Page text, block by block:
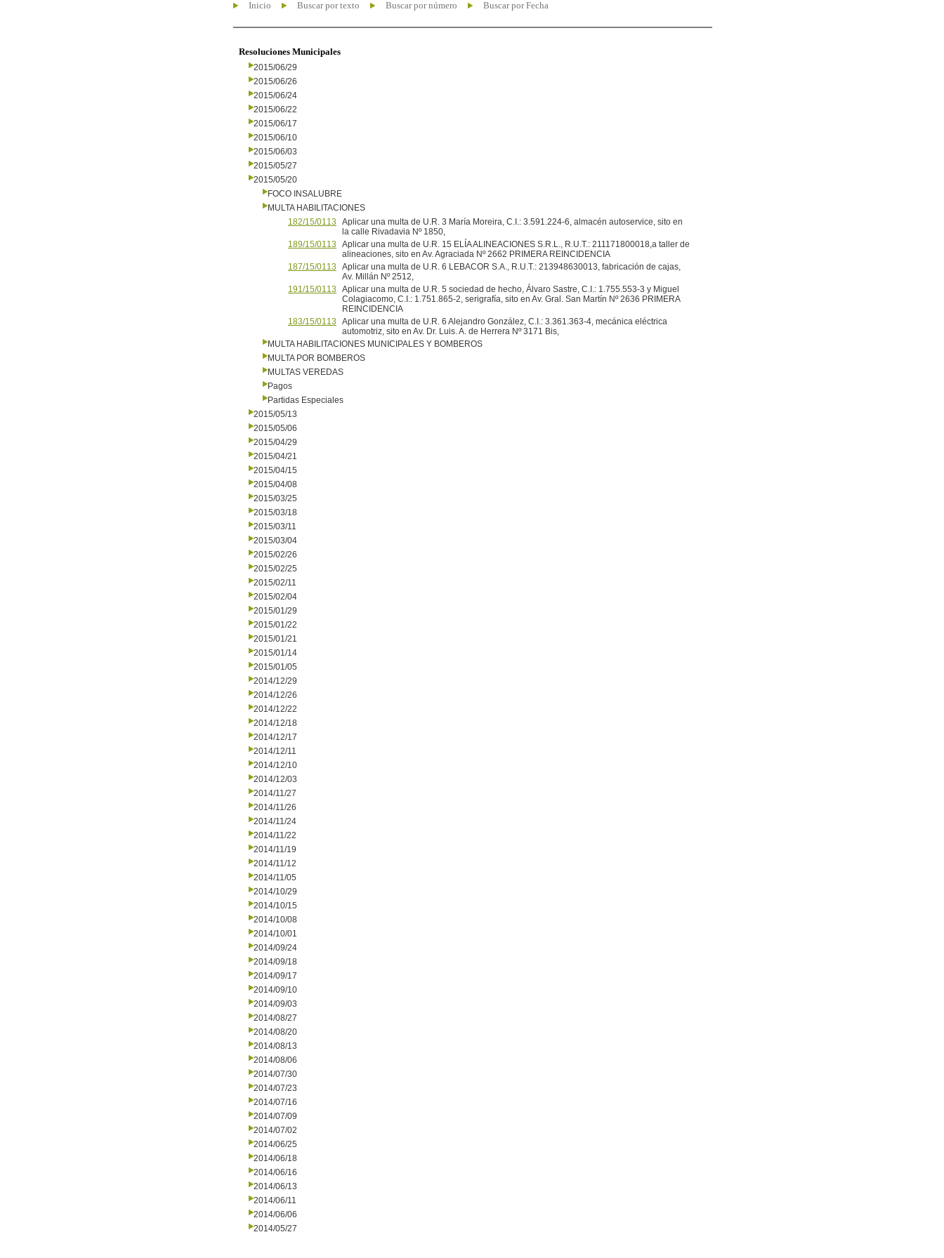
Inicio Buscar por texto Buscar por número Buscar por Fecha
Resoluciones Municipales
2015/06/29
2015/06/26
2015/06/24
2015/06/22
2015/06/17
2015/06/10
2015/06/03
2015/05/27
2015/05/20
FOCO INSALUBRE
MULTA HABILITACIONES
182/15/0113
Aplicar una multa de U.R. 3 María Moreira, C.I.: 3.591.224-6, almacén autoservice, sito en
la calle Rivadavia Nº 1850,
189/15/0113
Aplicar una multa de U.R. 15 ELÍA ALINEACIONES S.R.L., R.U.T.: 211171800018,a taller de
alineaciones, sito en Av. Agraciada Nº 2662 PRIMERA REINCIDENCIA
187/15/0113
Aplicar una multa de U.R. 6 LEBACOR S.A., R.U.T.: 213948630013, fabricación de cajas,
Av. Millán Nº 2512,
191/15/0113
Aplicar una multa de U.R. 5 sociedad de hecho, Álvaro Sastre, C.I.: 1.755.553-3 y Miguel
Colagiacomo, C.I.: 1.751.865-2, serigrafía, sito en Av. Gral. San Martín Nº 2636 PRIMERA
REINCIDENCIA
183/15/0113
Aplicar una multa de U.R. 6 Alejandro González, C.I.: 3.361.363-4, mecánica eléctrica
automotriz, sito en Av. Dr. Luis. A. de Herrera Nº 3171 Bis,
MULTA HABILITACIONES MUNICIPALES Y BOMBEROS
MULTA POR BOMBEROS
MULTAS VEREDAS
Pagos
Partidas Especiales
2015/05/13
2015/05/06
2015/04/29
2015/04/21
2015/04/15
2015/04/08
2015/03/25
2015/03/18
2015/03/11
2015/03/04
2015/02/26
2015/02/25
2015/02/11
2015/02/04
2015/01/29
2015/01/22
2015/01/21
2015/01/14
2015/01/05
2014/12/29
2014/12/26
2014/12/22
2014/12/18
2014/12/17
2014/12/11
2014/12/10
2014/12/03
2014/11/27
2014/11/26
2014/11/24
2014/11/22
2014/11/19
2014/11/12
2014/11/05
2014/10/29
2014/10/15
2014/10/08
2014/10/01
2014/09/24
2014/09/18
2014/09/17
2014/09/10
2014/09/03
2014/08/27
2014/08/20
2014/08/13
2014/08/06
2014/07/30
2014/07/23
2014/07/16
2014/07/09
2014/07/02
2014/06/25
2014/06/18
2014/06/16
2014/06/13
2014/06/11
2014/06/06
2014/05/27